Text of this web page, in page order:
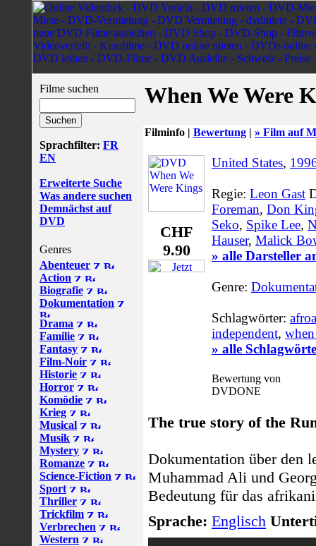
Filme suchen
Sprachfilter: FR
EN
Erweiterte Suche
Was andere suchen
Demnächst auf
DVD
Genres
Abenteuer
Action
Biografie
Dokumentation
Drama
Familie
Fantasy
Film-Noir
Historie
Horror
Komödie
Krieg
Musical
Musik
Mystery
Romanze
Science-Fiction
Sport
Thriller
Trickfilm
Verbrechen
Western
When We Were
Filminfo | Bewertung | » Film auf
CHF
9.90
United States,
Regie: Leon Gast
Foreman, Don
Seko, Spike Lee,
Hauser, Malick
» alle Darsteller
Genre:
Schlagwörter:
independent,
» alle
Bewertung von
DVDONE
The true story of the
Dokumentation über den
Muhammad Ali und
Bedeutung für das
Sprache: Englisch